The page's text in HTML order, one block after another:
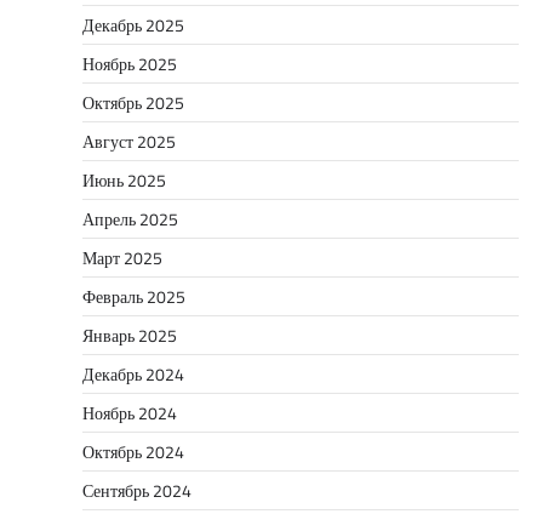
Декабрь 2025
Ноябрь 2025
Октябрь 2025
Август 2025
Июнь 2025
Апрель 2025
Март 2025
Февраль 2025
Январь 2025
Декабрь 2024
Ноябрь 2024
Октябрь 2024
Сентябрь 2024